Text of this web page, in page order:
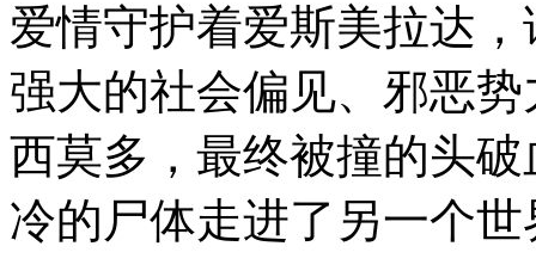
爱情守护着爱斯美拉达
强大的社会偏见、邪恶
西莫多，最终被撞的头
冷的尸体走进了另一个世